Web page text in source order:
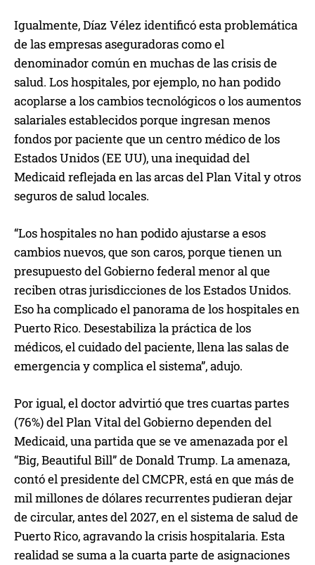
Igualmente, Díaz Vélez identificó esta problemática
de las empresas aseguradoras como el
denominador común en muchas de las crisis de
salud. Los hospitales, por ejemplo, no han podido
acoplarse a los cambios tecnológicos o los aumentos
salariales establecidos porque ingresan menos
fondos por paciente que un centro médico de los
Estados Unidos (EE UU), una inequidad del
Medicaid reflejada en las arcas del Plan Vital y otros
seguros de salud locales.
“Los hospitales no han podido ajustarse a esos
cambios nuevos, que son caros, porque tienen un
presupuesto del Gobierno federal menor al que
reciben otras jurisdicciones de los Estados Unidos.
Eso ha complicado el panorama de los hospitales en
Puerto Rico. Desestabiliza la práctica de los
médicos, el cuidado del paciente, llena las salas de
emergencia y complica el sistema”, adujo.
Por igual, el doctor advirtió que tres cuartas partes
(76%) del Plan Vital del Gobierno dependen del
Medicaid, una partida que se ve amenazada por el
“Big, Beautiful Bill” de Donald Trump. La amenaza,
contó el presidente del CMCPR, está en que más de
mil millones de dólares recurrentes pudieran dejar
de circular, antes del 2027, en el sistema de salud de
Puerto Rico, agravando la crisis hospitalaria. Esta
realidad se suma a la cuarta parte de asignaciones